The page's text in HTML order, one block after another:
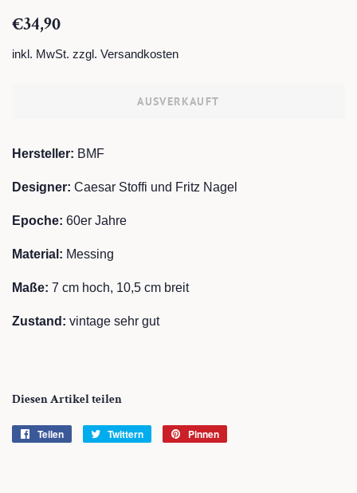
Normaler
€34,90
inkl. MwSt. zzgl. Versandkosten
AUSVERKAUFT
Hersteller: BMF
Designer: Caesar Stoffi und Fritz Nagel
Epoche: 60er Jahre
Material: Messing
Maße: 7 cm hoch, 10,5 cm breit
Zustand: vintage sehr gut
Diesen Artikel teilen
Teilen Twittern Pinnen